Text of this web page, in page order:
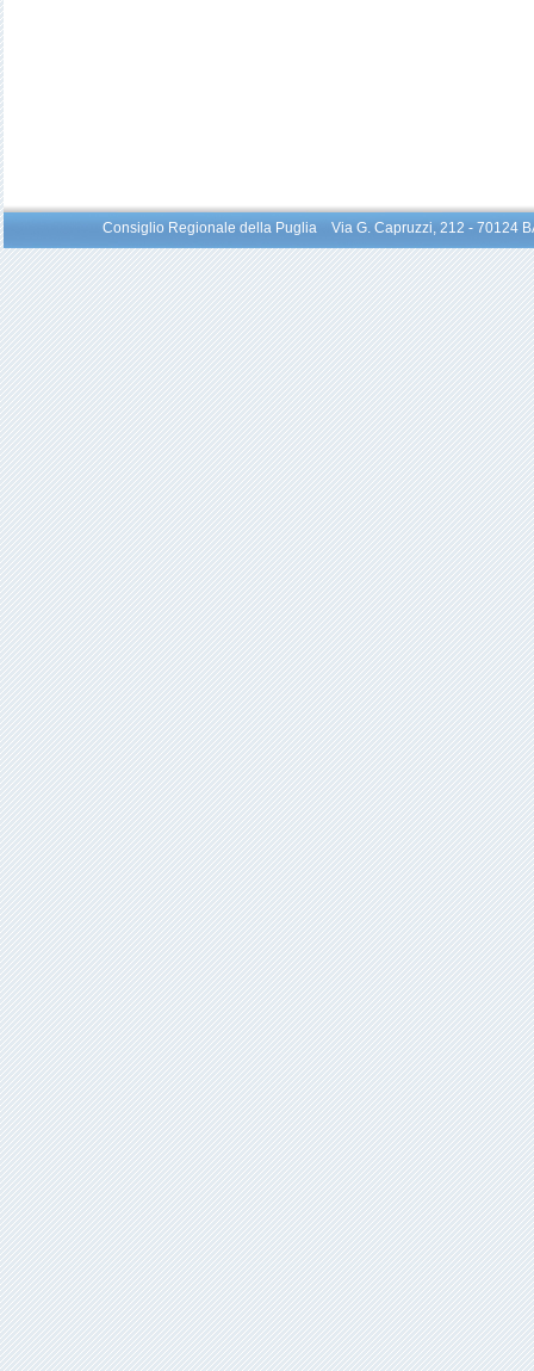
Consiglio Regionale della Puglia Via G. Capruzzi, 212 -